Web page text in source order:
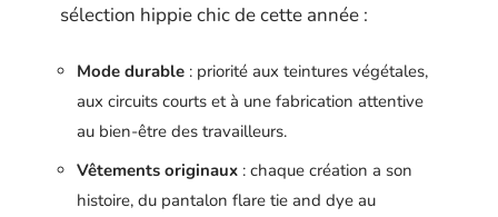
sélection hippie chic de cette année :
Mode durable : priorité aux teintures végétales,
aux circuits courts et à une fabrication attentive
au bien-être des travailleurs.
Vêtements originaux : chaque création a son
histoire, du pantalon flare tie and dye au